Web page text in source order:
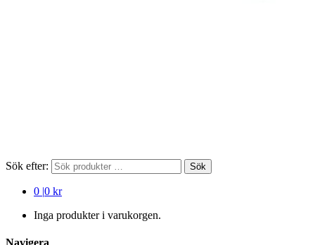
Sök efter: Sök
0 |0 kr
Inga produkter i varukorgen.